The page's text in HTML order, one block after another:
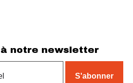
à notre newsletter
S'abonner